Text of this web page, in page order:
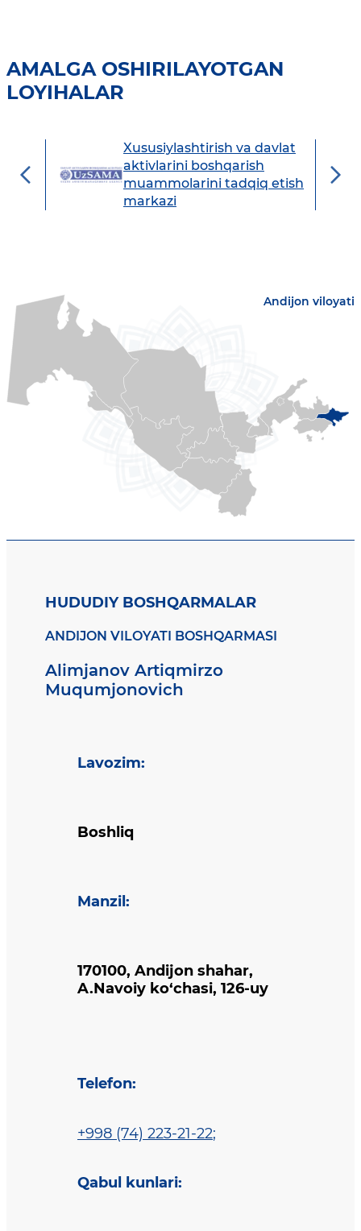
AMALGA OSHIRILAYOTGAN
LOYIHALAR
Xususiylashtirish va davlat
aktivlarini boshqarish
muammolarini tadqiq etish
markazi
Andijon viloyati
HUDUDIY BOSHQARMALAR
ANDIJON VILOYATI BOSHQARMASI
Alimjanov Artiqmirzo
Muqumjonovich
Lavozim:
Boshliq
Manzil :
170100, Andijon shahar,
A.Navoiy ko‘chasi, 126-uy
Telefon:
+998 (74) 223-21-22;
Qabul kunlari: